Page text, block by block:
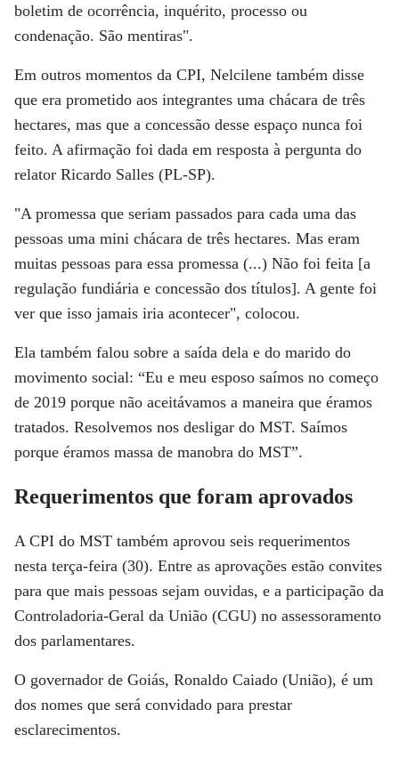
boletim de ocorrência, inquérito, processo ou
condenação. São mentiras".
Em outros momentos da CPI, Nelcilene também disse
que era prometido aos integrantes uma chácara de três
hectares, mas que a concessão desse espaço nunca foi
feito. A afirmação foi dada em resposta à pergunta do
relator Ricardo Salles (PL-SP).
"A promessa que seriam passados para cada uma das
pessoas uma mini chácara de três hectares. Mas eram
muitas pessoas para essa promessa (...) Não foi feita [a
regulação fundiária e concessão dos títulos]. A gente foi
ver que isso jamais iria acontecer", colocou.
Ela também falou sobre a saída dela e do marido do
movimento social: “Eu e meu esposo saímos no começo
de 2019 porque não aceitávamos a maneira que éramos
tratados. Resolvemos nos desligar do MST. Saímos
porque éramos massa de manobra do MST”.
Requerimentos que foram aprovados
A CPI do MST também aprovou seis requerimentos
nesta terça-feira (30). Entre as aprovações estão convites
para que mais pessoas sejam ouvidas, e a participação da
Controladoria-Geral da União (CGU) no assessoramento
dos parlamentares.
O governador de Goiás, Ronaldo Caiado (União), é um
dos nomes que será convidado para prestar
esclarecimentos.